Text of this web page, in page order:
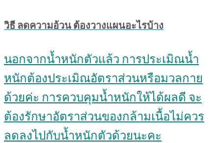
วิธี ลดความอ้วน ต้องวางแผนอะไรบ้าง
นอกจากน้ำหนักตัวแล้ว การประเมิณน้ำ
หนักต้องประเมิณอัตราส่วนหรือมวลกาย
ด้วยค่ะ การควบคุมน้ำหนักให้ได้ผลดี จะ
ต้องรักษาอัตราส่วนของกล้ามเนื้อไม่ควร
ลดลงไปกับน้ำหนักตัวด้วยนะคะ